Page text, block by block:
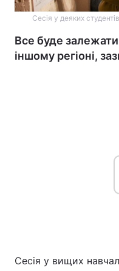
Сесія у деяких
Все буде залежати
іншому регіоні,
Сесія у вищих